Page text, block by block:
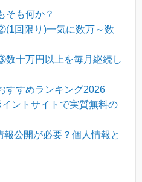
そも何か？
回限り)一気に数万～数
十万円以上を毎月継続し
すすめランキング2026
ントサイトで実質無料の
報公開が必要？個人情報と